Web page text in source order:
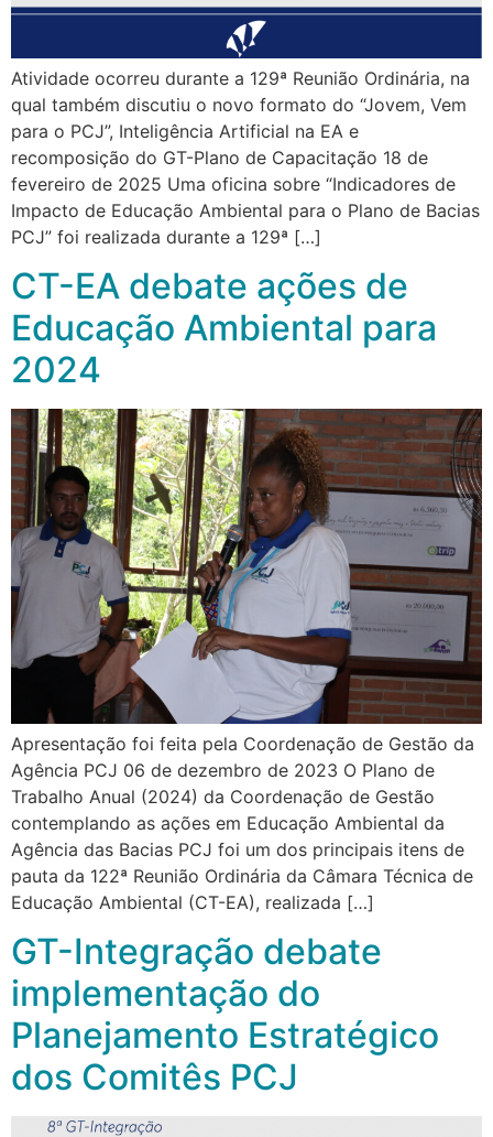
Atividade ocorreu durante a 129ª Reunião Ordinária, na
qual também discutiu o novo formato do “Jovem, Vem
para o PCJ”, Inteligência Artificial na EA e
recomposição do GT-Plano de Capacitação 18 de
fevereiro de 2025 Uma oficina sobre “Indicadores de
Impacto de Educação Ambiental para o Plano de Bacias
PCJ” foi realizada durante a 129ª […]
CT-EA debate ações de
Educação Ambiental para
2024
Apresentação foi feita pela Coordenação de Gestão da
Agência PCJ 06 de dezembro de 2023 O Plano de
Trabalho Anual (2024) da Coordenação de Gestão
contemplando as ações em Educação Ambiental da
Agência das Bacias PCJ foi um dos principais itens de
pauta da 122ª Reunião Ordinária da Câmara Técnica de
Educação Ambiental (CT-EA), realizada […]
GT-Integração debate
implementação do
Planejamento Estratégico
dos Comitês PCJ